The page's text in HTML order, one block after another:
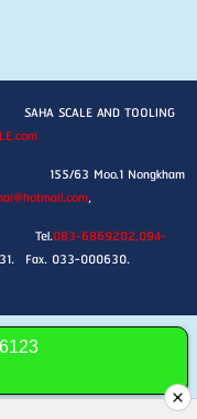
SCALE AND TOOLING
155/63 Moo.1 Nongkham
,
Tel.083-6869202,094-
Fax. 033-000630.